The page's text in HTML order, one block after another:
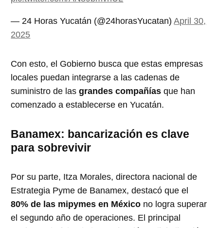
— 24 Horas Yucatán (@24horasYucatan)April 30,
2025
Con esto, el Gobierno busca que estas empresas
locales puedan integrarse a las cadenas de
suministro de lasgrandes compañías que han
comenzado a establecerse en Yucatán.
Banamex: bancarización es clave
para sobrevivir
Por su parte, Itza Morales, directora nacional de
Estrategia Pyme de Banamex, destacó que el
80% de las mipymes en México no logra superar
el segundo año de operaciones. El principal